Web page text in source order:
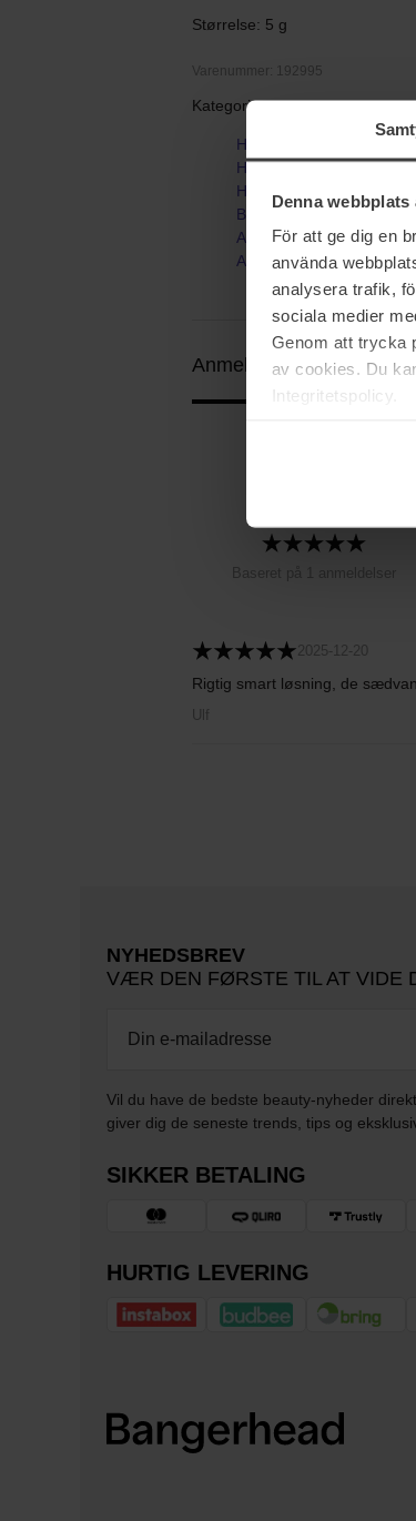
Denna
För att ge dig en
använda
analysera trafik,
sociala medier
Genom att trycka
av cookies. Du
Integritetspolicy.
Størrelse: 5 g
Varenummer: 192995
Kategorier:
Hjem
Hudpleje
Hårfjerning
Barbering
Aftershave
Alum Sticks
Anmeldelser (1)
Baseret på 1 anmeldelser
2025-12-20
Rigtig smart løsning, de
Ulf
NYHEDSBREV
VÆR DEN FØRSTE TIL AT VIDE
Vil du have de bedste beauty-nyheder
giver dig de seneste trends, tips og
SIKKER BETALING
HURTIG LEVERING